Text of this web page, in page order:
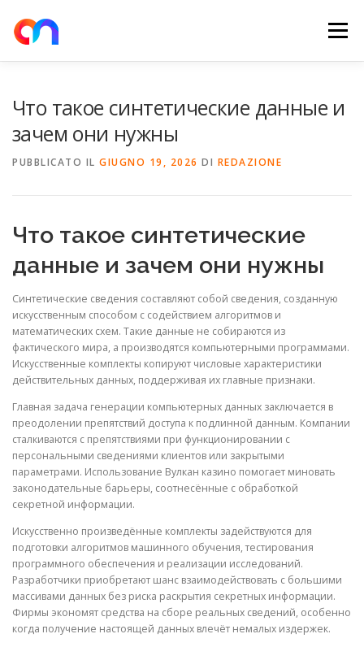
contenuto
Menu
Что такое синтетические данные и
зачем они нужны
PUBBLICATO IL GIUGNO 19, 2026 DI REDAZIONE
Что такое синтетические
данные и зачем они нужны
Синтетические сведения составляют собой сведения, созданную
искусственным способом с содействием алгоритмов и
математических схем. Такие данные не собираются из
фактического мира, а производятся компьютерными программами.
Искусственные комплекты копируют числовые характеристики
действительных данных, поддерживая их главные признаки.
Главная задача генерации компьютерных данных заключается в
преодолении препятствий доступа к подлинной данным. Компании
сталкиваются с препятствиями при функционировании с
персональными сведениями клиентов или закрытыми
параметрами. Использование Вулкан казино помогает миновать
законодательные барьеры, соотнесённые с обработкой
секретной информации.
Искусственно произведённые комплекты задействуются для
подготовки алгоритмов машинного обучения, тестирования
программного обеспечения и реализации исследований.
Разработчики приобретают шанс взаимодействовать с большими
массивами данных без риска раскрытия секретных информации.
Фирмы экономят средства на сборе реальных сведений, особенно
когда получение настоящей данных влечёт немалых издержек.